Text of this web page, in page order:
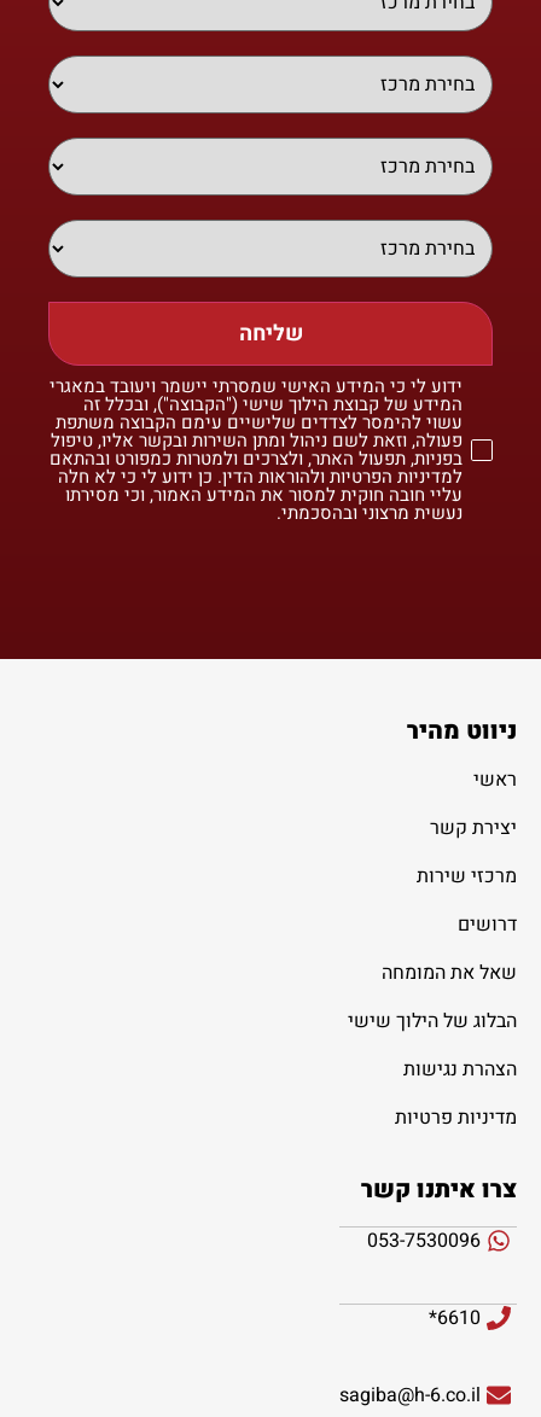
שליחה
ידוע לי כי המידע האישי שמסרתי יישמר ויעובד במאגרי
המידע של קבוצת הילוך שישי ("הקבוצה"), ובכלל זה
עשוי להימסר לצדדים שלישיים עימם הקבוצה משתפת
פעולה, וזאת לשם ניהול ומתן השירות ובקשר אליו, טיפול
בפניות, תפעול האתר, ולצרכים ולמטרות כמפורט ובהתאם
למדיניות הפרטיות ולהוראות הדין. כן ידוע לי כי לא חלה
עליי חובה חוקית למסור את המידע האמור, וכי מסירתו
נעשית מרצוני ובהסכמתי.
ניווט מהיר
ראשי
יצירת קשר
מרכזי שירות
דרושים
שאל את המומחה
הבלוג של הילוך שישי
הצהרת נגישות
מדיניות פרטיות
צרו איתנו קשר
053-7530096
6610*
sagiba@h-6.co.il